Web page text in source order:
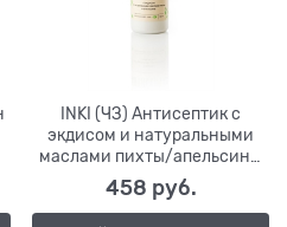
INKI (ЧЗ) Антисептик с
экдисом и натуральными
маслами пихты/апельсина,
100мл (ЭКОМАНИКЮР)
458 руб.